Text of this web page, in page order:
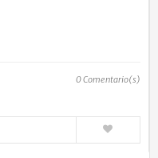
0Comentario(s)